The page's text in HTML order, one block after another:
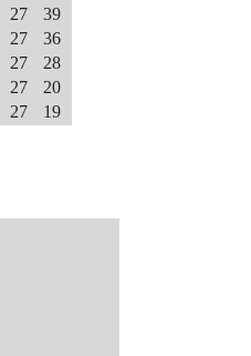
27
39
27
36
27
28
27
20
27
19